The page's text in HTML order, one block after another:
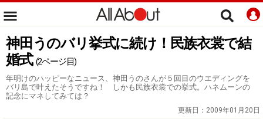
神田うのバリ挙式に続け！民族衣裳で結
婚式 (2ページ目)
年明けのハッピーなニュース、神田うのさんが５回目のウエディングを
バリ島で叶えたそうですね！ しかも民族衣裳での挙式。ハネムーンの
記念にマネしてみては？
更新日： 2009年01月20日